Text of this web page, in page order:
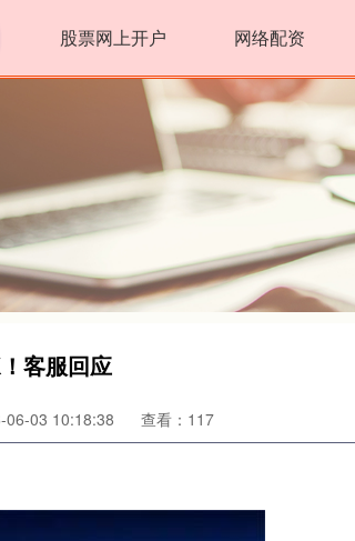
股票网上开户 网络配资
客服回应
06-03 10:18:38 查看：117